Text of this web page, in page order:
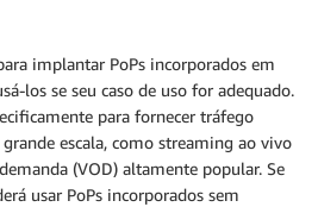
implantar PoPs incorporados em
los se seu caso de uso for adequado.
para fornecer tráfego
escala, como streaming ao vivo
(VOD) altamente popular. Se
usar PoPs incorporados sem